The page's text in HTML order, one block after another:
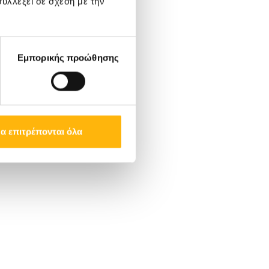
Εμπορικής προώθησης
επιτρέπονται όλα